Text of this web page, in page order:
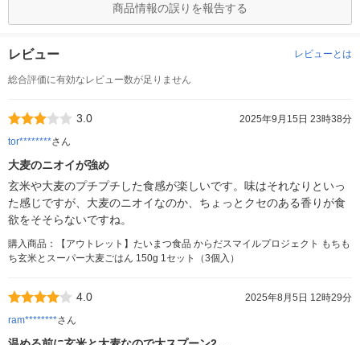
商品情報の誤りを報告する
レビュー レビューとは
総合評価に有効なレビュー数が足りません
3.0
2025年9月15日 23時38分
tor********さん
大麦のニオイが強め
玄米や大麦のプチプチした食感が楽しいです。味はそれなりといっ
た感じですが、大麦のニオイなのか、ちょっとクセのある香りが食
欲をそそらないですね。
購入商品：【アウトレット】たいまつ食品 からだスマイルプロジェクト もちも
ち玄米とスーパー大麦ごはん 150g 1セット（3個入）
4.0
2025年8月5日 12時29分
ram********さん